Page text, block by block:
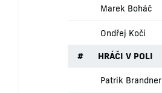
Marek Boháč
Ondřej Kočí
# HRÁČI V POLI
Patrik Brandner